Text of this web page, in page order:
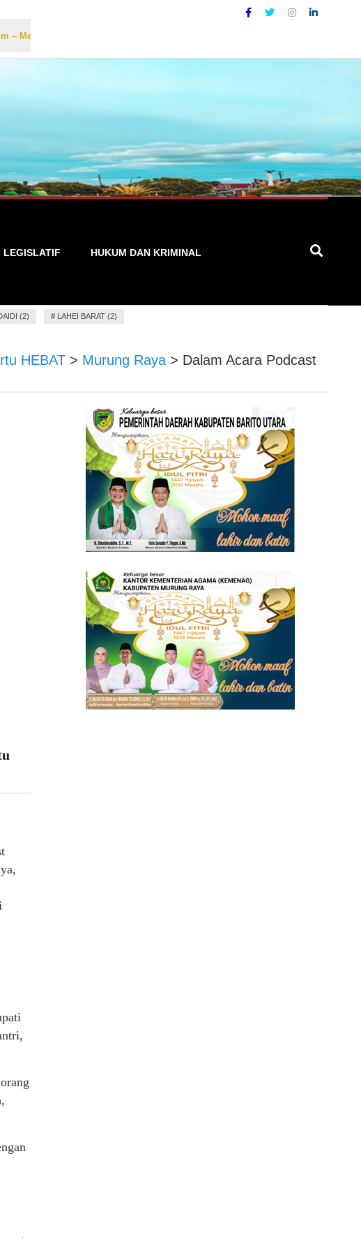
Lokal yang Akurat, Cepat, dan Terpercaya
LEGISLATIF HUKUM DAN KRIMINAL
(2) # LAHEI BARAT (2)
HEBAT > Murung Raya > Dalam Acara Podcast